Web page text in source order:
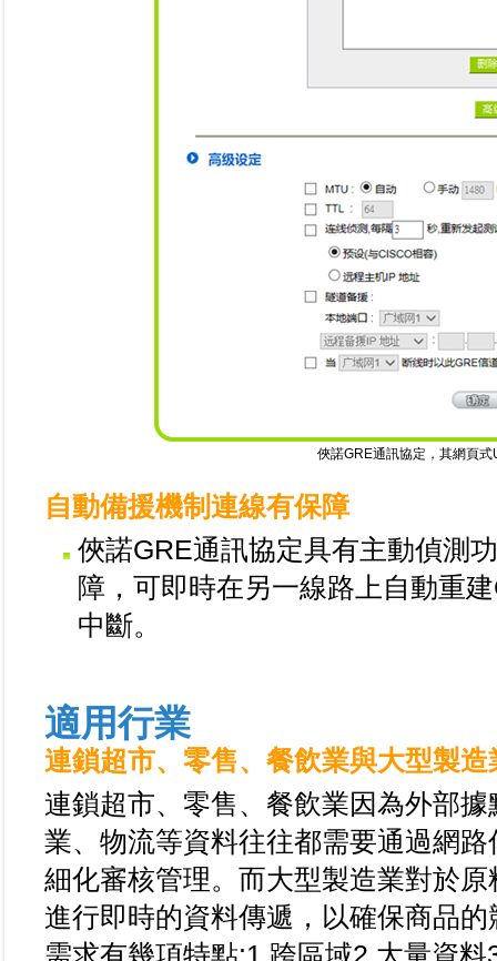
俠諾GRE通訊協定，其網頁
自動備援機制連線有保障
俠諾GRE通訊協定具有主動偵測
障，可即時在另一線路上自動重
中斷。
適用行業
連鎖超市、零售、餐飲業與大型製造
連鎖超市、零售、餐飲業因為外部
業、物流等資料往往都需要通過網
細化審核管理。而大型製造業對於
進行即時的資料傳遞，以確保商品
需求有幾項特點:1.跨區域2.大量資